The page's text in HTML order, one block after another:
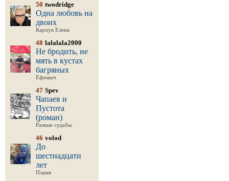
50 twodridge
Одна любовь на
двоих
Карпук Елена
48 lalalala2000
Не бродить, не
мять в кустах
багряных
Ефимыч
47 Spev
Чапаев и
Пустота
(роман)
Разные судьбы
46 volod
До
шестнадцати
лет
Пламя